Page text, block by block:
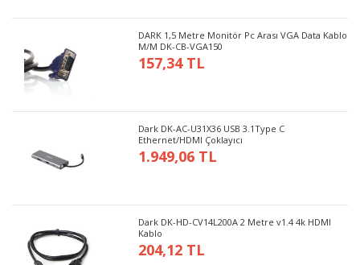
DARK 1,5 Metre Monitör Pc Arası VGA Data Kablo
M/M DK-CB-VGA150
157,34 TL
Dark DK-AC-U31X36 USB 3.1Type C
Ethernet/HDMI Çoklayıcı
1.949,06 TL
Dark DK-HD-CV14L200A 2 Metre v1.4 4k HDMI
Kablo
204,12 TL